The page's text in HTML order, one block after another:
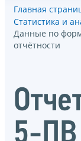
Главная
Статистика и
Данные по
отчётности